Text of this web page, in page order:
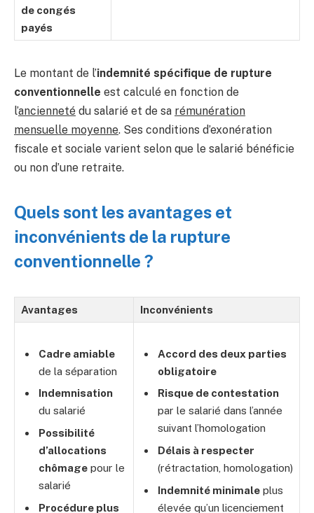
de congés
payés
Le montant de l’indemnité spécifique de rupture
conventionnelle est calculé en fonction de
l’ancienneté du salarié et de sa rémunération
mensuelle moyenne. Ses conditions d’exonération
fiscale et sociale varient selon que le salarié bénéficie
ou non d’une retraite.
Quels sont les avantages et
inconvénients de la rupture
conventionnelle ?
Avantages Inconvénients
Cadre amiable
de la séparation
Indemnisation
du salarié
Possibilité
d’allocations
chômage pour le
salarié
Procédure plus
Accord des deux parties
obligatoire
Risque de contestation
par le salarié dans l’année
suivant l’homologation
Délais à respecter
(rétractation, homologation)
Indemnité minimale plus
élevée qu’un licenciement